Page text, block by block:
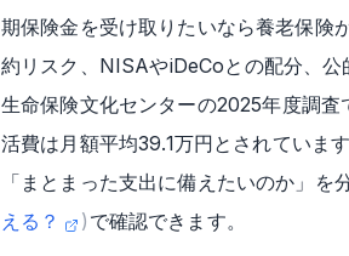
期保険金を受け取りたいなら養老保険
約リスク、NISAやiDeCoとの配分、公
生命保険文化センターの2025年度調
活費は月額平均39.1万円とされていま
「まとまった支出に備えたいのか」
える？
) で確認できます。